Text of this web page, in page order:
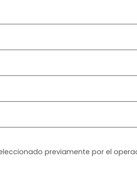
previamente por el